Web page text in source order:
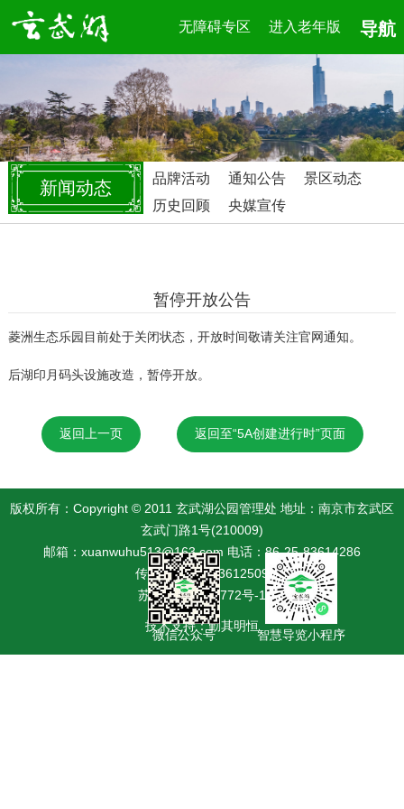
无障碍专区 进入老年版 导航
新闻动态 品牌活动 通知公告
景区动态
历史回顾
央媒宣传
暂停开放公告
菱洲生态乐园目前处于关闭状态，开放时间敬请关注官网通知。
后湖印月码头设施改造，暂停开放。
返回上一页 返回至“5A创建进行时”页面
微信公众号 智慧导览小程序
版权所有：Copyright © 2011 玄武湖公园管理处 地址：南京市玄武区
玄武门路1号(210009)
邮箱：xuanwuhu513@163.com 电话：86-25-83614286
传真：86-25-83612509
苏ICP备19042772号-1
技术支持：勤其明恒